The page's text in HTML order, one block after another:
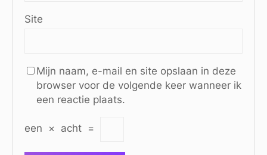
Site
Mijn naam, e-mail en site opslaan in deze
browser voor de volgende keer wanneer ik
een reactie plaats.
een × acht =